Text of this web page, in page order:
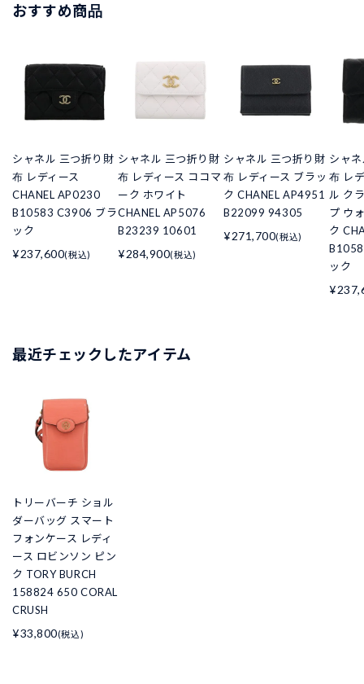
おすすめ商品
シャネル 三つ折り財
布 レディース
CHANEL AP0230
B10583 C3906 ブラ
ック
¥237,600(税込)
シャネル 三つ折り財
布 レディース ココマ
ーク ホワイト
CHANEL AP5076
B23239 10601
¥284,900(税込)
シャネル 三つ折り財
布 レディース ブラッ
ク CHANEL AP4951
B22099 94305
¥271,700(税込)
シャ
布 レ
ル ク
プ ウ
ク
ック
最近チェックしたアイテム
トリーバーチ ショル
ダーバッグ スマート
フォンケース レディ
ース ロビンソン ピン
ク TORY BURCH
158824 650 CORAL
CRUSH
¥33,800(税込)